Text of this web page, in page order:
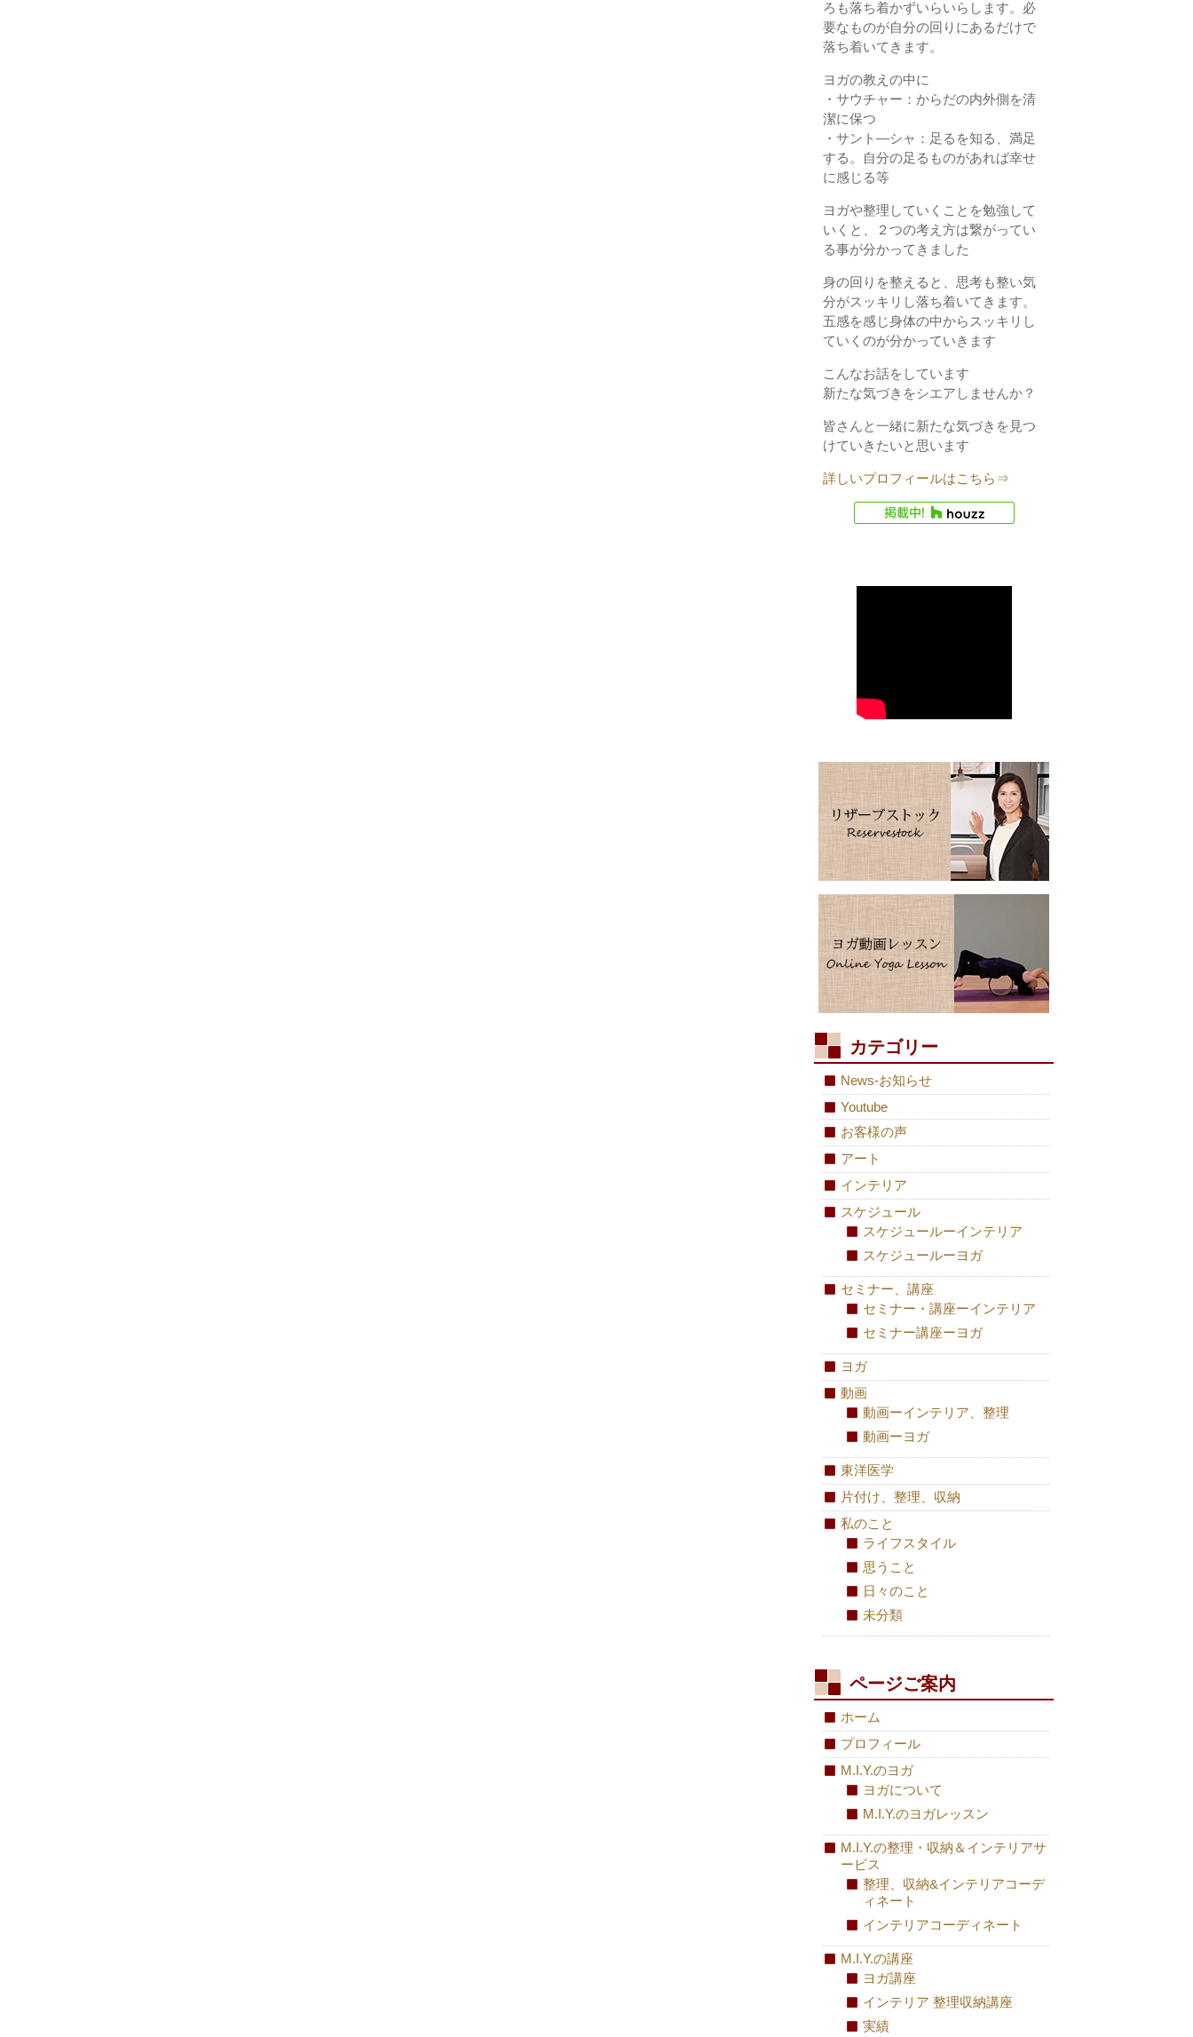
ろも落ち着かずいらいらします。必
要なものが自分の回りにあるだけで
落ち着いてきます。
ヨガの教えの中に
・サウチャー：からだの内外側を清
潔に保つ
・サント―シャ：足るを知る、満足
する。自分の足るものがあれば幸せ
に感じる等
ヨガや整理していくことを勉強して
いくと、２つの考え方は繋がってい
る事が分かってきました
身の回りを整えると、思考も整い気
分がスッキリし落ち着いてきます。
五感を感じ身体の中からスッキリし
ていくのが分かっていきます
こんなお話をしています
新たな気づきをシエアしませんか？
皆さんと一緒に新たな気づきを見つ
けていきたいと思います
詳しいプロフィールはこちら⇒
カテゴリー
News-お知らせ
Youtube
お客様の声
アート
インテリア
スケジュール
スケジュールーインテリア
スケジュールーヨガ
セミナー、講座
セミナー・講座ーインテリア
セミナー講座ーヨガ
ヨガ
動画
動画ーインテリア、整理
動画ーヨガ
東洋医学
片付け、整理、収納
私のこと
ライフスタイル
思うこと
日々のこと
未分類
ページご案内
ホーム
プロフィール
M.I.Y.のヨガ
ヨガについて
M.I.Y.のヨガレッスン
M.I.Y.の整理・収納＆インテリアサ
ービス
整理、収納&インテリアコーデ
ィネート
インテリアコーディネート
M.I.Y.の講座
ヨガ講座
インテリア 整理収納講座
実績